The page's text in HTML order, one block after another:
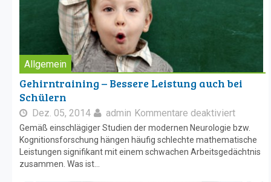
Allgemein
Gehirntraining – Bessere Leistung auch bei
Schülern
Dez. 05, 2014 admin Kommentare deaktiviert
Gemäß einschlägiger Studien der modernen Neurologie bzw.
Kognitionsforschung hängen häufig schlechte mathematische
Leistungen signifikant mit einem schwachen Arbeitsgedächtnis
zusammen. Was ist...